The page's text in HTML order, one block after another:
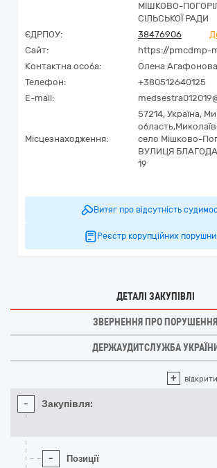
МІШКОВО-
СІЛЬСЬКОЇ РАДИ
ЄДРПОУ:
38476906
Сайт:
https://pmcdmp-
Контактна особа:
Олена Агафонова
Телефон:
+380512640125
E-mail:
Місцезнаходження:
57214, Україна,
область,
село Мішково-
ВУЛИЦЯ
19
Витяг про відсутність
Реєстр корупційних
ДЕТАЛІ ЗАКУПІВЛІ
ЗВЕРНЕННЯ ПРО ПОРУШЕННЯ
ДЕРЖАУДИТСЛУЖБА УКРАЇНИ
+
- Закупівля:
- Позиції